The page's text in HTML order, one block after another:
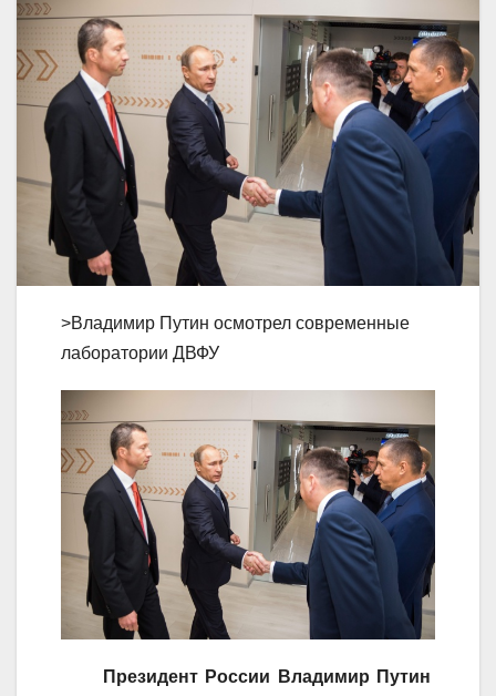
>Владимир Путин осмотрел современные
лаборатории ДВФУ
Президент России Владимир Путин